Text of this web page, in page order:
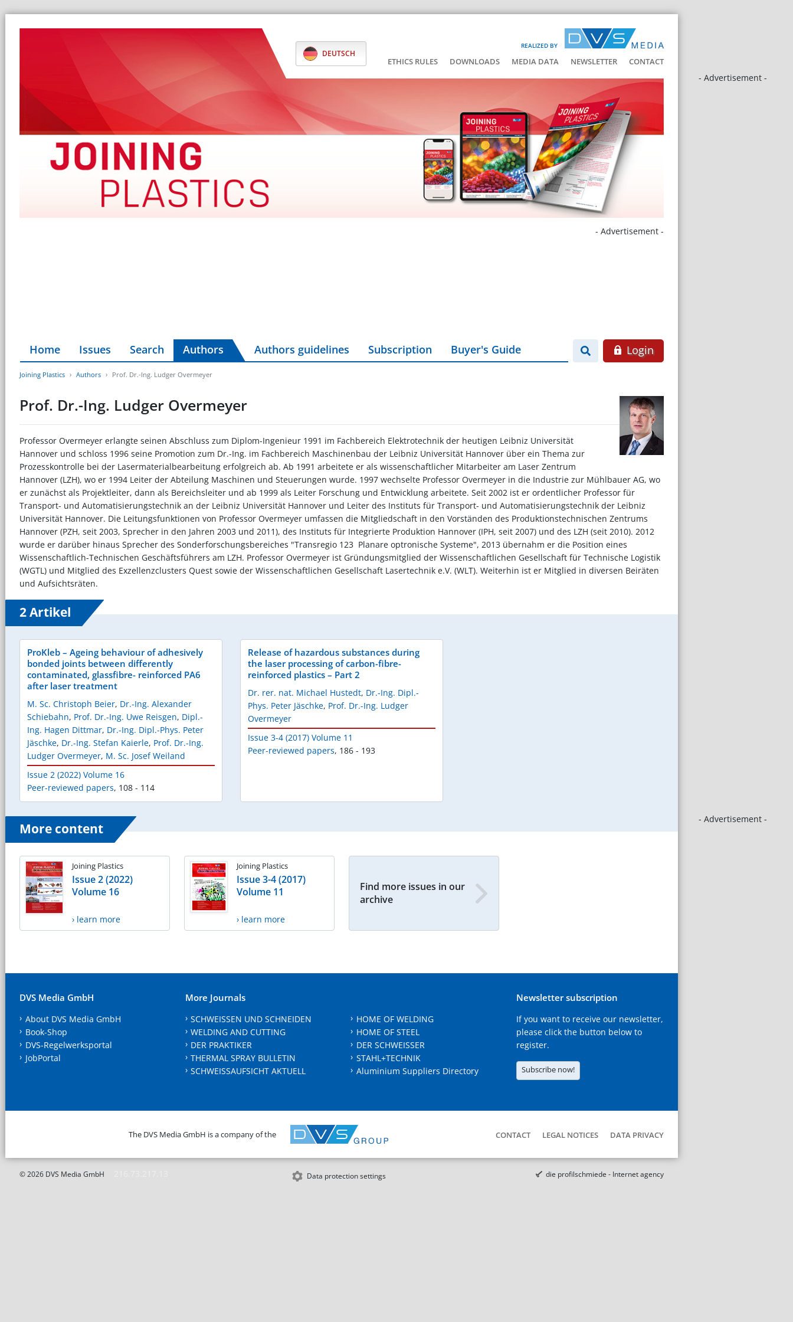
REALIZED BY
DEUTSCH
ETHICS RULES DOWNLOADS MEDIA DATA NEWSLETTER CONTACT
- Advertisement -
- Advertisement -
- Advertisement -
Home Issues Search Authors Authors guidelines Subscription Buyer's Guide Login
Joining Plastics Authors Prof. Dr.-Ing. Ludger Overmeyer
Prof. Dr.-Ing. Ludger Overmeyer
Professor Overmeyer erlangte seinen Abschluss zum Diplom-Ingenieur 1991 im Fachbereich Elektrotechnik der heutigen Leibniz Universität
Hannover und schloss 1996 seine Promotion zum Dr.-Ing. im Fachbereich Maschinenbau der Leibniz Universität Hannover über ein Thema zur
Prozesskontrolle bei der Lasermaterialbearbeitung erfolgreich ab. Ab 1991 arbeitete er als wissenschaftlicher Mitarbeiter am Laser Zentrum
Hannover (LZH), wo er 1994 Leiter der Abteilung Maschinen und Steuerungen wurde. 1997 wechselte Professor Overmeyer in die Industrie zur Mühlbauer AG, wo
er zunächst als Projektleiter, dann als Bereichsleiter und ab 1999 als Leiter Forschung und Entwicklung arbeitete. Seit 2002 ist er ordentlicher Professor für
Transport- und Automatisierungstechnik an der Leibniz Universität Hannover und Leiter des Instituts für Transport- und Automatisierungstechnik der Leibniz
Universität Hannover. Die Leitungsfunktionen von Professor Overmeyer umfassen die Mitgliedschaft in den Vorständen des Produktionstechnischen Zentrums
Hannover (PZH, seit 2003, Sprecher in den Jahren 2003 und 2011), des Instituts für Integrierte Produktion Hannover (IPH, seit 2007) und des LZH (seit 2010). 2012
wurde er darüber hinaus Sprecher des Sonderforschungsbereiches "Transregio 123  Planare optronische Systeme", 2013 übernahm er die Position eines
Wissenschaftlich-Technischen Geschäftsführers am LZH. Professor Overmeyer ist Gründungsmitglied der Wissenschaftlichen Gesellschaft für Technische Logistik
(WGTL) und Mitglied des Exzellenzclusters Quest sowie der Wissenschaftlichen Gesellschaft Lasertechnik e.V. (WLT). Weiterhin ist er Mitglied in diversen Beiräten
und Aufsichtsräten.
2 Artikel
ProKleb – Ageing behaviour of adhesively
bonded joints between differently
contaminated, glassfibre- reinforced PA6
after laser treatment
M. Sc. Christoph Beier, Dr.-Ing. Alexander
Schiebahn, Prof. Dr.-Ing. Uwe Reisgen, Dipl.-
Ing. Hagen Dittmar, Dr.-Ing. Dipl.-Phys. Peter
Jäschke, Dr.-Ing. Stefan Kaierle, Prof. Dr.-Ing.
Ludger Overmeyer, M. Sc. Josef Weiland
Issue 2 (2022) Volume 16
Peer-reviewed papers, 108 - 114
Release of hazardous substances during
the laser processing of carbon-fibre-
reinforced plastics – Part 2
Dr. rer. nat. Michael Hustedt, Dr.-Ing. Dipl.-
Phys. Peter Jäschke, Prof. Dr.-Ing. Ludger
Overmeyer
Issue 3-4 (2017) Volume 11
Peer-reviewed papers, 186 - 193
More content
Joining Plastics
Issue 2 (2022)
Volume 16
› learn more
Joining Plastics
Issue 3-4 (2017)
Volume 11
› learn more
Find more issues in our
archive
DVS Media GmbH
About DVS Media GmbH
Book-Shop
DVS-Regelwerksportal
JobPortal
More Journals
SCHWEISSEN UND SCHNEIDEN
WELDING AND CUTTING
DER PRAKTIKER
THERMAL SPRAY BULLETIN
SCHWEISSAUFSICHT AKTUELL
HOME OF WELDING
HOME OF STEEL
DER SCHWEISSER
STAHL+TECHNIK
Aluminium Suppliers Directory
Newsletter subscription
If you want to receive our newsletter,
please click the button below to
register.
Subscribe now!
The DVS Media GmbH is a company of the CONTACT LEGAL NOTICES DATA PRIVACY
© 2026 DVS Media GmbH Data protection settings die profilschmiede - Internet agency